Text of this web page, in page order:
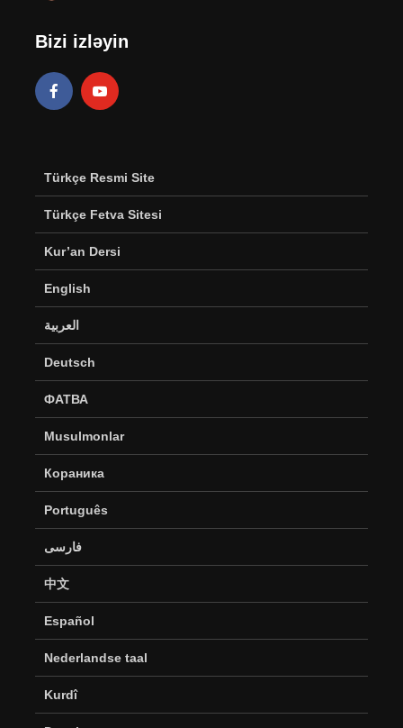
Bizi izləyin
Türkçe Resmi Site
Türkçe Fetva Sitesi
Kur’an Dersi
English
العربية
Deutsch
ФАТВА
Musulmonlar
Кораника
Português
فارسی
中文
Español
Nederlandse taal
Kurdî